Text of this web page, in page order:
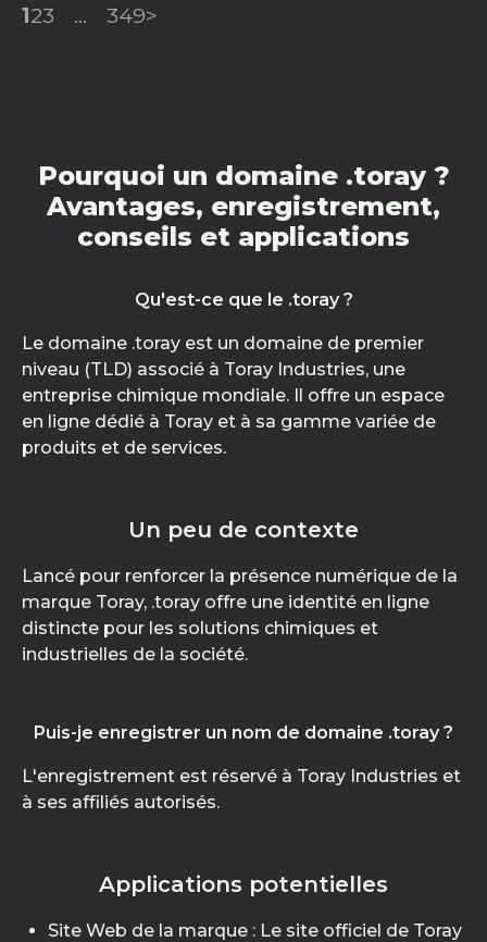
123 ... 349>
Pourquoi un domaine .toray ?
Avantages, enregistrement,
conseils et applications
Qu'est-ce que le .toray ?
Le domaine .toray est un domaine de premier
niveau (TLD) associé à Toray Industries, une
entreprise chimique mondiale. Il offre un espace
en ligne dédié à Toray et à sa gamme variée de
produits et de services.
Un peu de contexte
Lancé pour renforcer la présence numérique de la
marque Toray, .toray offre une identité en ligne
distincte pour les solutions chimiques et
industrielles de la société.
Puis-je enregistrer un nom de domaine .toray ?
L'enregistrement est réservé à Toray Industries et
à ses affiliés autorisés.
Applications potentielles
Site Web de la marque : Le site officiel de Toray